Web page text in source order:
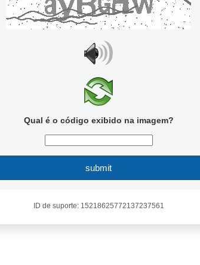
Qual é o código exibido na imagem?
submit
ID de suporte: 15218625772137237561